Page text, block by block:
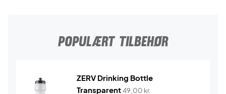
POPULÆRT TILBEHØR
ZERV Drinking Bottle
Transparent49,00 kr.